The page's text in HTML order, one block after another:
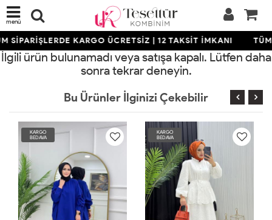
menü
SİPARİŞLERDE KARGO ÜCRETSİZ | 12 TAKSİT İMKANI
İlgili ürün bulunamadı veya satışa kapalı. Lütfen daha
sonra tekrar deneyin.
Bu Ürünler İlginizi Çekebilir
BEDAVA